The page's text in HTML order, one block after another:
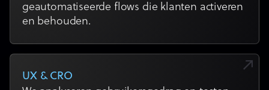
geautomatiseerde flows die klanten activeren
en behouden.
UX & CRO